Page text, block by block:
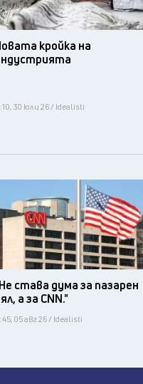
кройка на
30 юли 26 / Idealisti
става дума за пазарен
а за CNN."
05 авг 26 / Idealisti